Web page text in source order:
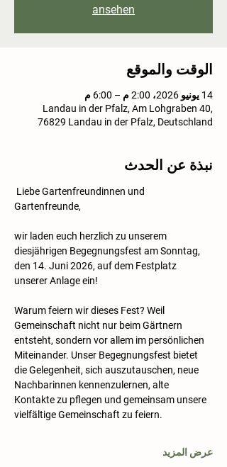
ansehen
الوقت والموقع
14 يونيو 2026، 2:00 م – 6:00 م
Landau in der Pfalz, Am Lohgraben 40,
76829 Landau in der Pfalz, Deutschland
نبذة عن الحدث
Liebe Gartenfreundinnen und
Gartenfreunde,
wir laden euch herzlich zu unserem
diesjährigen Begegnungsfest am Sonntag,
den 14. Juni 2026, auf dem Festplatz
unserer Anlage ein!
Warum feiern wir dieses Fest? Weil
Gemeinschaft nicht nur beim Gärtnern
entsteht, sondern vor allem im persönlichen
Miteinander. Unser Begegnungsfest bietet
die Gelegenheit, sich auszutauschen, neue
Nachbarinnen kennenzulernen, alte
Kontakte zu pflegen und gemeinsam unsere
vielfältige Gemeinschaft zu feiern.
عرض المزيد